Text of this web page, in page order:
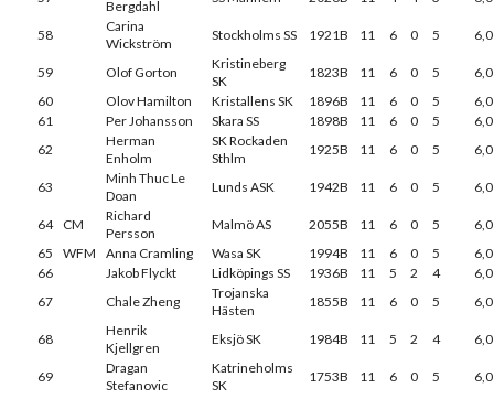
Bergdahl
58
Carina
Wickström
Stockholms SS 1921B 11 6 0 5 6,0
59 Olof Gorton
Kristineberg
SK
1823B 11 6 0 5
6,0
60
Olov Hamilton Kristallens SK 1896B 11 6 0 5
6,0
61
Per Johansson Skara SS 1898B 11 6 0 5
6,0
62
Herman
Enholm
SK Rockaden
Sthlm
1925B 11 6 0 5 6,0
63
Minh Thuc Le
Doan
Lunds ASK 1942B 11 6 0 5 6,0
64 CM
Richard
Persson
Malmö AS 2055B 11 6 0 5
6,0
65
WFM Anna Cramling Wasa SK 1994B 11 6 0 5
6,0
66
Jakob Flyckt Lidköpings SS 1936B 11 5 2 4
6,0
67
Chale Zheng
Trojanska
Hästen
1855B 11 6 0 5 6,0
68
Henrik
Kjellgren
Eksjö SK 1984B 11 5 2 4 6,0
69
Dragan
Stefanovic
Katrineholms
SK
1753B 11 6 0 5 6,0